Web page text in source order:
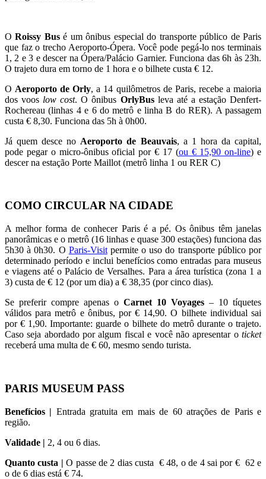
ORoissy Busé um ônibus especial do transporte público de Paris
que faz o trecho Aeroporto-Ópera. Você pode pegá-lo nos terminais
1, 2 e 3 e descer na Ópera/Palácio Garnier. Funciona das 6h às 23h.
O trajeto dura em torno de 1 hora e o bilhete custa € 12.
O Aeroporto de Orly, a 14 quilômetros de Paris, recebe a maioria
dos voos low cost. O ônibus OrlyBusleva até a estação Denfert-
Rochereau (linhas 4 e 6 do metrô e linha B do RER). A passagem
custa € 8,30. Funciona das 5h à 0h00.
Já quem desce no Aeroporto de Beauvais, a 1 hora da capital,
pode pegar o micro-ônibus oficial por € 17 (ou € 15,90 on-line) e
descer na estação Porte Maillot (metrô linha 1 ou RER C)
COMO CIRCULAR NA CIDADE
A melhor forma de conhecer Paris é a pé. Os ônibus têm janelas
panorâmicas e o metrô (16 linhas e quase 300 estações) funciona das
5h30 à 0h30. O Paris-Visitpermite o uso do transporte público por
determinado período e inclui benefícios como entradas para museus
e viagens até o Palácio de Versalhes. Para a área turística (zona 1 a
3) custa de € 12 (por um dia) a € 38,35 (por cinco dias).
Se preferir compre apenas o Carnet 10 Voyages – 10 tíquetes
válidos para metrô e ônibus, por € 14,90. O bilhete individual sai
por € 1,90. Importante: guarde o bilhete do metrô durante o trajeto.
Caso seja abordado por algum fiscal e você não apresentar o ticket
receberá uma multa de € 60, mesmo sendo turista.
PARIS MUSEUM PASS
Benefícios | Entrada gratuita em mais de 60 atrações de Paris e
região.
Validade | 2, 4 ou 6 dias.
Quanto custa | O passe de 2 dias custa € 48, o de 4 sai por € 62 e
o de 6 dias está € 74.